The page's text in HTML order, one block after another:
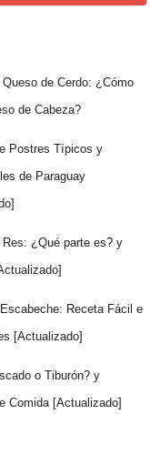
Queso de Cerdo: ¿Cómo
de Cabeza?
Postres Típicos y
de Paraguay
Res: ¿Qué parte es? y
Escabeche: Receta Fácil e
[Actualizado]
o Tiburón? y
Comida [Actualizado]